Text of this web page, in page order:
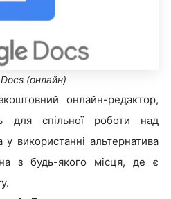
(онлайн)
онлайн-редактор,
для спільної роботи над
використанні альтернатива
з будь-якого місця, де є